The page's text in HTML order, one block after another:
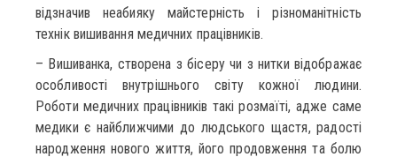
відзначив неабияку майстерність і різноманітність
технік вишивання медичних працівників.
– Вишиванка, створена з бісеру чи з нитки відображає
особливості внутрішнього світу кожної людини.
Роботи медичних працівників такі розмаїті, адже саме
медики є найближчими до людського щастя, радості
народження нового життя, його продовження та болю